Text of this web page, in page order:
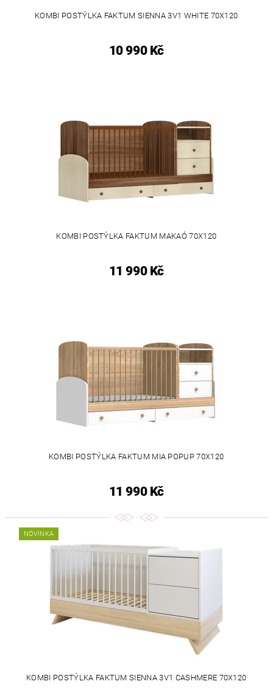
KOMBI POSTÝLKA FAKTUM SIENNA 3V1 WHITE 70X120
10 990 Kč
KOMBI POSTÝLKA FAKTUM MAKAÓ 70X120
11 990 Kč
KOMBI POSTÝLKA FAKTUM MIA POPUP 70X120
11 990 Kč
NOVINKA
KOMBI POSTÝLKA FAKTUM SIENNA 3V1 CASHMERE 70X120